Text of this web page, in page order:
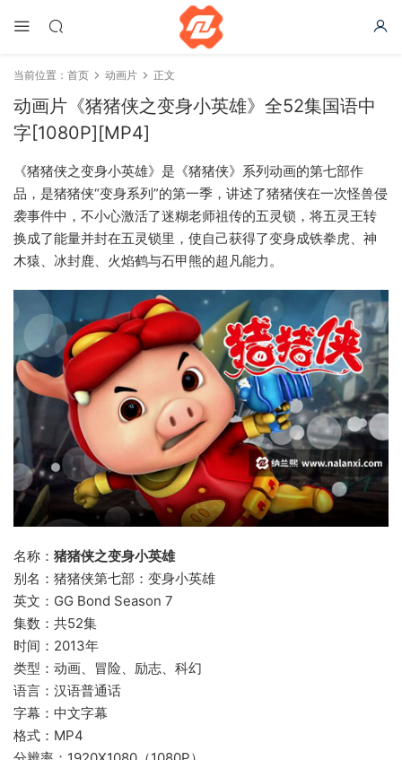
当前位置： 首页 动画片 正文
动画片《猪猪侠之变身小英雄》全52集国语中
字[1080P][MP4]
《猪猪侠之变身小英雄》是《猪猪侠》系列动画的第七部作
品，是猪猪侠“变身系列”的第一季，讲述了猪猪侠在一次怪兽侵
袭事件中，不小心激活了迷糊老师祖传的五灵锁，将五灵王转
换成了能量并封在五灵锁里，使自己获得了变身成铁拳虎、神
木猿、冰封鹿、火焰鹤与石甲熊的超凡能力。
名称： 猪猪侠之变身小英雄
别名：猪猪侠第七部：变身小英雄
英文：GG Bond Season 7
集数：共52集
时间：2013年
类型：动画、冒险、励志、科幻
语言：汉语普通话
字幕：中文字幕
格式：MP4